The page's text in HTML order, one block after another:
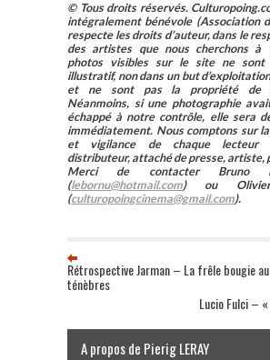
© Tous droits réservés.
intégralement bénévole (Association
respecte les droits d’auteur, dans le
des artistes que nous cherchons à
photos visibles sur le site ne sont
illustratif, non dans un but
et ne sont pas la propriété de
Néanmoins, si une photographie
échappé à notre contrôle, elle sera
immédiatement. Nous comptons sur
et vigilance de chaque lecteur
distributeur, attaché de presse, artiste,
Merci de contacter Bruno
(lebornu@hotmail.com) ou Olivier
(culturopoingcinema@gmail.com).
Rétrospective Jarman – La frêle bougie
ténèbres
Lucio Fulci –
A propos de Pierig LERAY